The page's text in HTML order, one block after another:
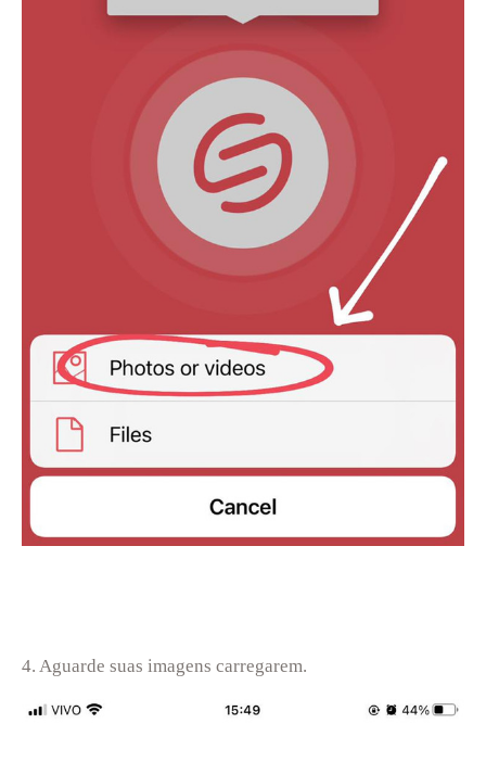
4. Aguarde suas imagens carregarem.